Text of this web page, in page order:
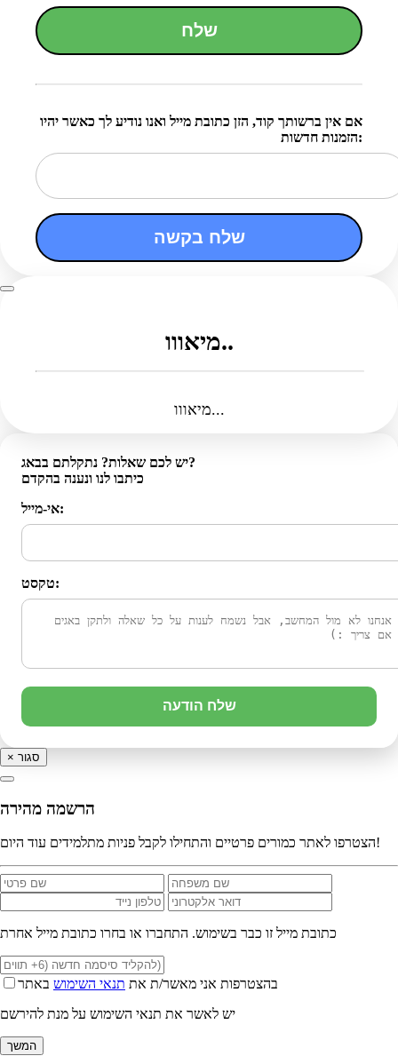
שלח
אם אין ברשותך קוד, הזן כתובת מייל ואנו נודיע לך כאשר יהיו
הזמנות חדשות:
שלח בקשה
מיאווו..
מיאווו...
יש לכם שאלות? נתקלתם בבאג?
כיתבו לנו ונענה בהקדם
אי-מייל:
טקסט:
שלח הודעה
× סגור
הרשמה מהירה
הצטרפו לאתר כמורים פרטיים והתחילו לקבל פניות מתלמידים עוד היום!
כתובת מייל זו כבר בשימוש. התחברו או בחרו כתובת מייל אחרת
בהצטרפות אני מאשר/ת את תנאי השימוש באתר
יש לאשר את תנאי השימוש על מנת להירשם
המשך